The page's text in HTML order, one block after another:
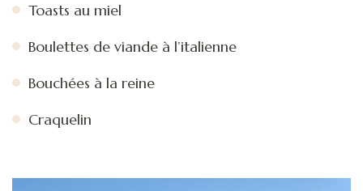
Toasts au miel
Boulettes de viande à l’italienne
Bouchées à la reine
Craquelin